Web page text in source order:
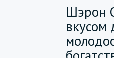
Шэрон
вкусом